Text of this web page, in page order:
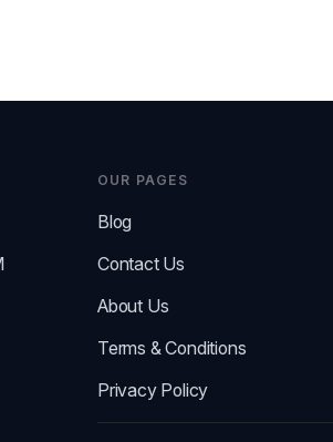
OUR PAGES
Blog
Contact Us
About Us
Terms & Conditions
Privacy Policy